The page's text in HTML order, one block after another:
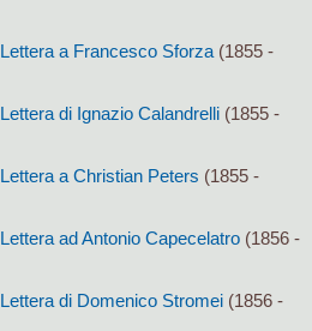
Lettera a Francesco Sforza (1855 -
Lettera di Ignazio Calandrelli (1855 -
Lettera a Christian Peters (1855 -
Lettera ad Antonio Capecelatro (1856 -
Lettera di Domenico Stromei (1856 -